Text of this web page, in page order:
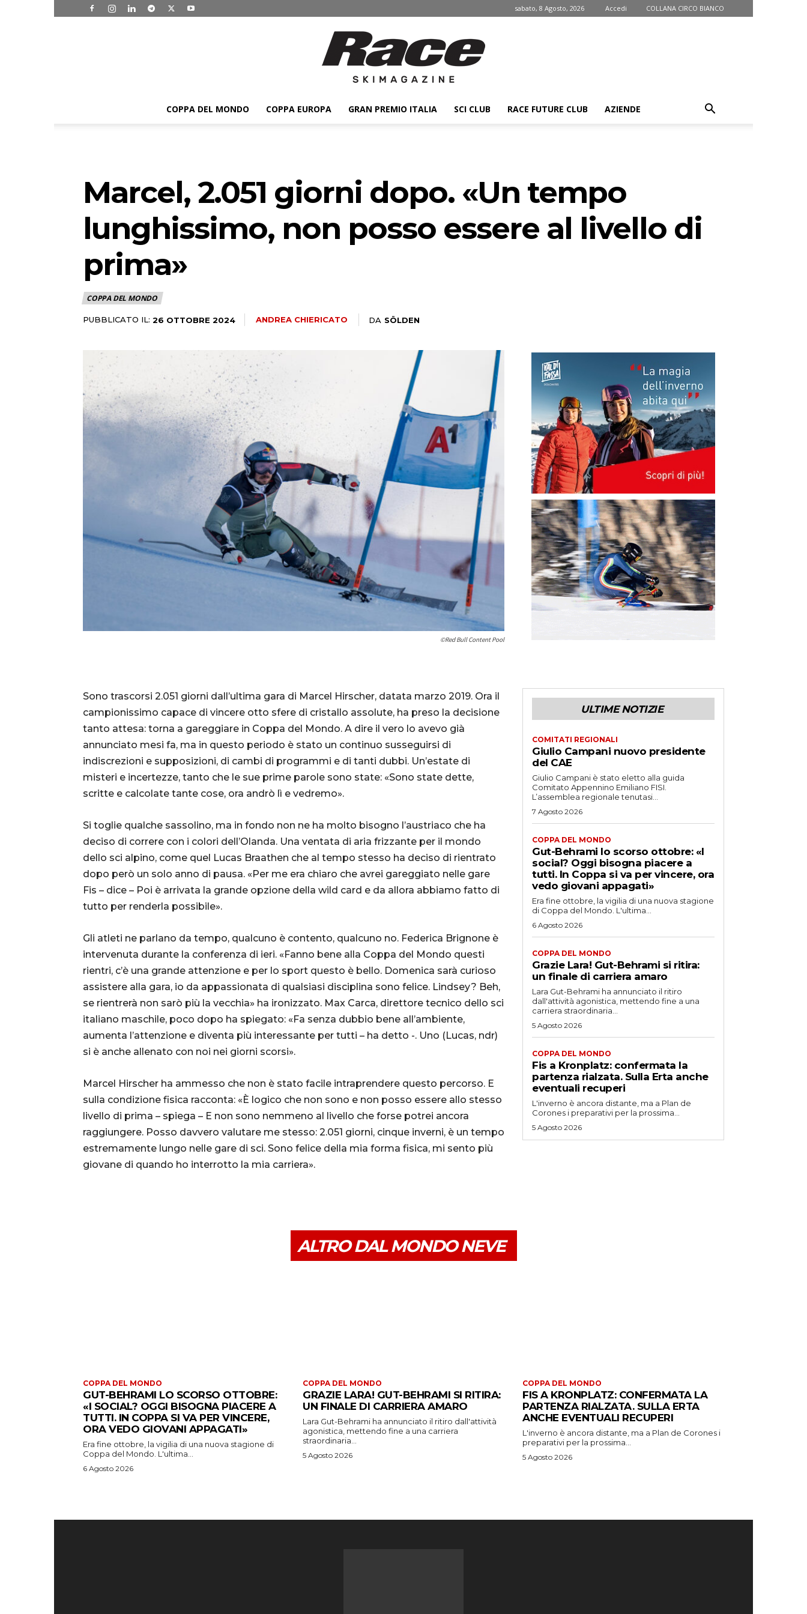
sabato, 8 Agosto, 2026 Accedi COLLANA CIRCO BIANCO
ski
COPPA DEL MONDO COPPA EUROPA GRAN PREMIO ITALIA SCI CLUB RACE FUTURE CLUB AZIENDE
Marcel, 2.051 giorni dopo. «Un tempo
lunghissimo, non posso essere al livello di
prima»
COPPA DEL MONDO
PUBBLICATO IL: 26 OTTOBRE 2024 ANDREA CHIERICATO DA SÖLDEN
©Red Bull Content Pool
Sono trascorsi 2.051 giorni dall’ultima gara di Marcel Hirscher, datata marzo 2019. Ora il
campionissimo capace di vincere otto sfere di cristallo assolute, ha preso la decisione
tanto attesa: torna a gareggiare in Coppa del Mondo. A dire il vero lo avevo già
annunciato mesi fa, ma in questo periodo è stato un continuo susseguirsi di
indiscrezioni e supposizioni, di cambi di programmi e di tanti dubbi. Un’estate di
misteri e incertezze, tanto che le sue prime parole sono state: «Sono state dette,
scritte e calcolate tante cose, ora andrò lì e vedremo».
Si toglie qualche sassolino, ma in fondo non ne ha molto bisogno l’austriaco che ha
deciso di correre con i colori dell’Olanda. Una ventata di aria frizzante per il mondo
dello sci alpino, come quel Lucas Braathen che al tempo stesso ha deciso di rientrato
dopo però un solo anno di pausa. «Per me era chiaro che avrei gareggiato nelle gare
Fis – dice – Poi è arrivata la grande opzione della wild card e da allora abbiamo fatto di
tutto per renderla possibile».
Gli atleti ne parlano da tempo, qualcuno è contento, qualcuno no. Federica Brignone è
intervenuta durante la conferenza di ieri. «Fanno bene alla Coppa del Mondo questi
rientri, c’è una grande attenzione e per lo sport questo è bello. Domenica sarà curioso
assistere alla gara, io da appassionata di qualsiasi disciplina sono felice. Lindsey? Beh,
se rientrerà non sarò più la vecchia» ha ironizzato. Max Carca, direttore tecnico dello sci
italiano maschile, poco dopo ha spiegato: «Fa senza dubbio bene all’ambiente,
aumenta l’attenzione e diventa più interessante per tutti – ha detto -. Uno (Lucas, ndr)
si è anche allenato con noi nei giorni scorsi».
Marcel Hirscher ha ammesso che non è stato facile intraprendere questo percorso. E
sulla condizione fisica racconta: «È logico che non sono e non posso essere allo stesso
livello di prima – spiega – E non sono nemmeno al livello che forse potrei ancora
raggiungere. Posso davvero valutare me stesso: 2.051 giorni, cinque inverni, è un tempo
estremamente lungo nelle gare di sci. Sono felice della mia forma fisica, mi sento più
giovane di quando ho interrotto la mia carriera».
ULTIME NOTIZIE
COMITATI REGIONALI
Giulio Campani nuovo presidente
del CAE
Giulio Campani è stato eletto alla guida
Comitato Appennino Emiliano FISI.
L’assemblea regionale tenutasi...
7 Agosto 2026
COPPA DEL MONDO
Gut-Behrami lo scorso ottobre: «I
social? Oggi bisogna piacere a
tutti. In Coppa si va per vincere, ora
vedo giovani appagati»
Era fine ottobre, la vigilia di una nuova stagione
di Coppa del Mondo. L'ultima...
6 Agosto 2026
COPPA DEL MONDO
Grazie Lara! Gut-Behrami si ritira:
un finale di carriera amaro
Lara Gut-Behrami ha annunciato il ritiro
dall'attività agonistica, mettendo fine a una
carriera straordinaria...
5 Agosto 2026
COPPA DEL MONDO
Fis a Kronplatz: confermata la
partenza rialzata. Sulla Erta anche
eventuali recuperi
L'inverno è ancora distante, ma a Plan de
Corones i preparativi per la prossima...
5 Agosto 2026
ALTRO DAL MONDO NEVE
COPPA DEL MONDO
GUT-BEHRAMI LO SCORSO OTTOBRE:
«I SOCIAL? OGGI BISOGNA PIACERE A
TUTTI. IN COPPA SI VA PER VINCERE,
ORA VEDO GIOVANI APPAGATI»
Era fine ottobre, la vigilia di una nuova stagione di
Coppa del Mondo. L'ultima...
6 Agosto 2026
COPPA DEL MONDO
GRAZIE LARA! GUT-BEHRAMI SI RITIRA:
UN FINALE DI CARRIERA AMARO
Lara Gut-Behrami ha annunciato il ritiro dall'attività
agonistica, mettendo fine a una carriera
straordinaria...
5 Agosto 2026
COPPA DEL MONDO
FIS A KRONPLATZ: CONFERMATA LA
PARTENZA RIALZATA. SULLA ERTA
ANCHE EVENTUALI RECUPERI
L'inverno è ancora distante, ma a Plan de Corones i
preparativi per la prossima...
5 Agosto 2026